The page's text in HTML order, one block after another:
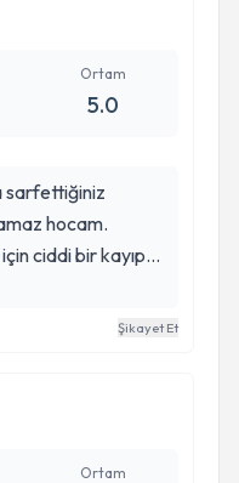
Ortam
5.0
hocam.
ciddi bir kayıp
geleceğiz..
ve sevgilerimiŞikayet Et
Ortam